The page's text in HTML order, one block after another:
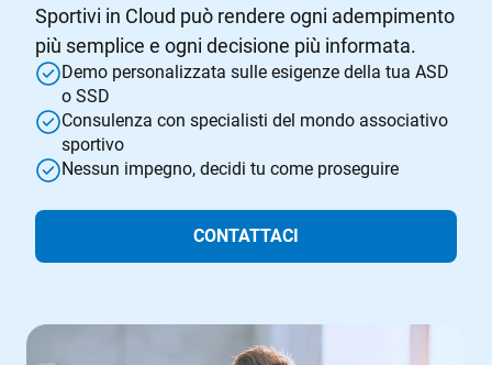
Sportivi in Cloud può rendere ogni adempimento
più semplice e ogni decisione più informata.
Demo personalizzata sulle esigenze della tua ASD
o SSD
Consulenza con specialisti del mondo associativo
sportivo
Nessun impegno, decidi tu come proseguire
CONTATTACI